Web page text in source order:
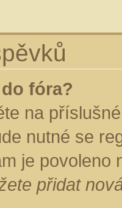
fóra?
na
nutné se
je
přidat